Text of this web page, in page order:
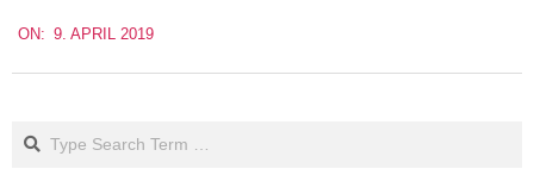
04-
09
ON: 9. APRIL 2019